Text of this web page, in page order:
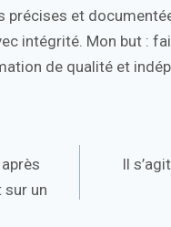
précises et
intégrité. Mon but :
de qualité et
sur un
Il